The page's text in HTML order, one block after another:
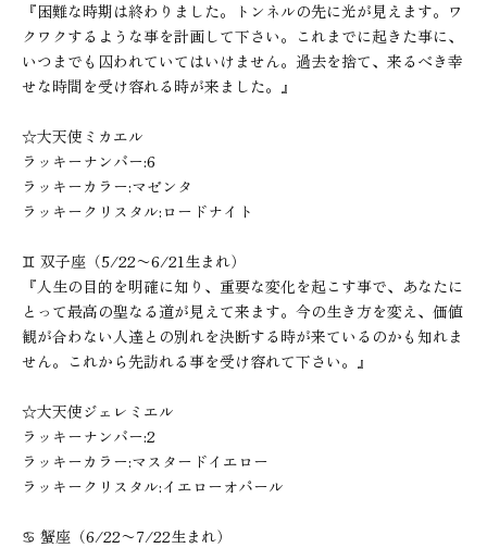
『困難な時期は終わりました。トンネルの先に光が見えます。ワ
クワクするような事を計画して下さい。これまでに起きた事に、
いつまでも囚われていてはいけません。過去を捨て、来るべき幸
せな時間を受け容れる時が来ました。』
☆大天使ミカエル
ラッキーナンバー:6
ラッキーカラー:マゼンタ
ラッキークリスタル:ロードナイト
♊︎ 双子座（5/22〜6/21生まれ）
『人生の目的を明確に知り、重要な変化を起こす事で、あなたに
とって最高の聖なる道が見えて来ます。今の生き方を変え、価値
観が合わない人達との別れを決断する時が来ているのかも知れま
せん。これから先訪れる事を受け容れて下さい。』
☆大天使ジェレミエル
ラッキーナンバー:2
ラッキーカラー:マスタードイエロー
ラッキークリスタル:イエローオパール
♋︎ 蟹座（6/22〜7/22生まれ）